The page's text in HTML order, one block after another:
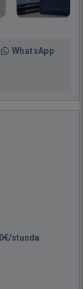
WhatsApp
stunda